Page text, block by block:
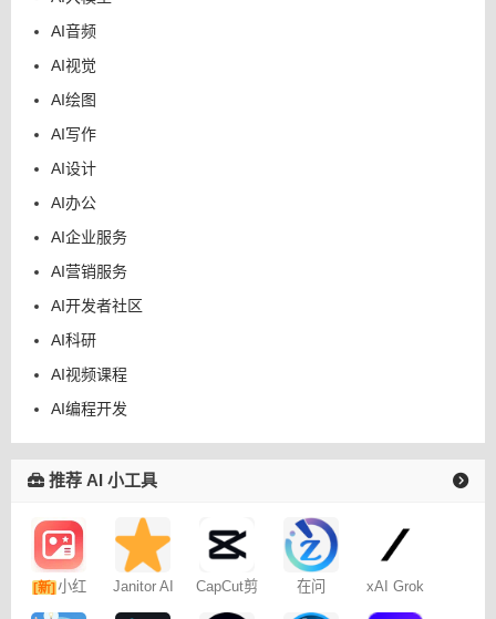
AI音频
AI视觉
AI绘图
AI写作
AI设计
AI办公
AI企业服务
AI营销服务
AI开发者社区
AI科研
AI视频课程
AI编程开发
推荐 AI 小工具
[新] 小红
书图文笔
Janitor AI
CapCut剪
在问 xAI Grok